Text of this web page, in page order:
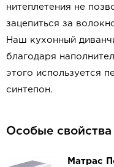
нитеплетения не
зацепиться за
Наш кухонный
благодаря
этого используется
синтепон.
Особые свойства
Матрас